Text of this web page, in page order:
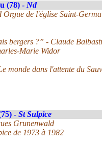
(78) - Nd
de l'église Saint-
bergers ?” - Claude
Marie Widor
monde dans l'attente du
- St Sulpice
Grunenwald
de 1973 à 1982